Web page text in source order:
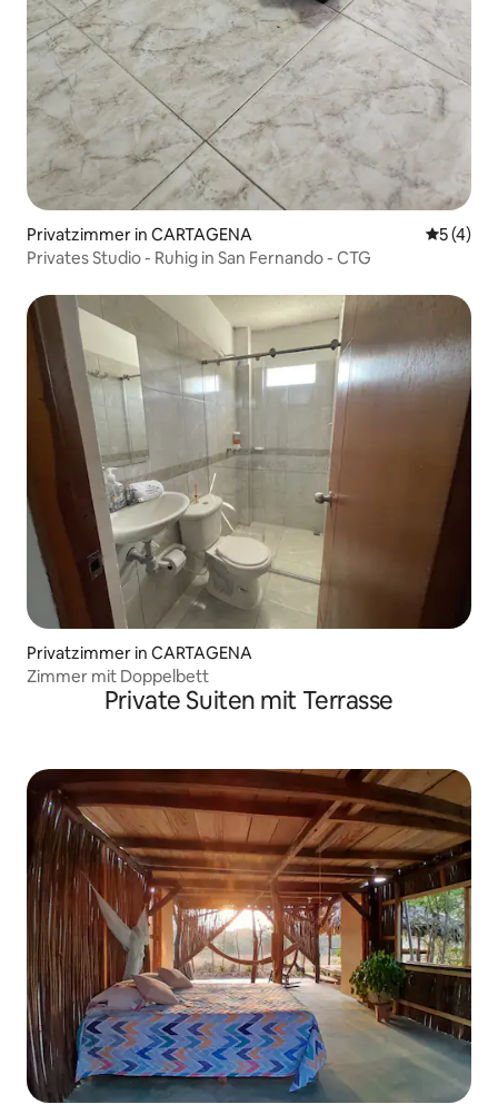
Privatzimmer in CARTAGENA
5 (4)
Privates Studio - Ruhig in San Fernando - CTG
Privatzimmer in CARTAGENA
Zimmer mit Doppelbett
Private Suiten mit Terrasse